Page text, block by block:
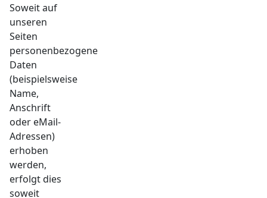
Soweit auf
unseren
Seiten
personenbezogene
Daten
(beispielsweise
Name,
Anschrift
oder eMail-
Adressen)
erhoben
werden,
erfolgt dies
soweit